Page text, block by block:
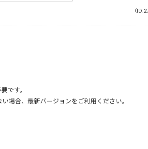
（
です。
場合、最新バージョンをご利用ください。